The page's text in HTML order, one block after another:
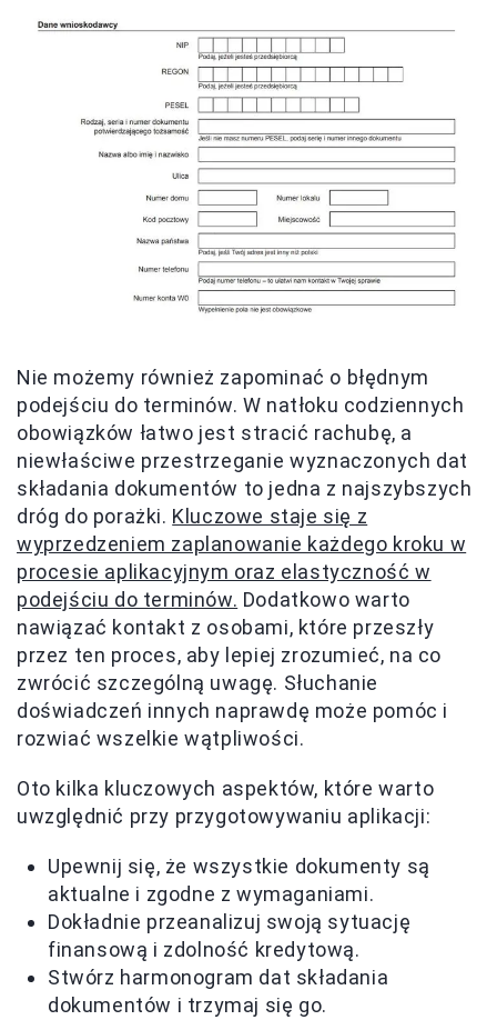
Nie możemy również zapominać o błędnym
podejściu do terminów. W natłoku codziennych
obowiązków łatwo jest stracić rachubę, a
niewłaściwe przestrzeganie wyznaczonych dat
składania dokumentów to jedna z najszybszych
dróg do porażki. Kluczowe staje się z
wyprzedzeniem zaplanowanie każdego kroku w
procesie aplikacyjnym oraz elastyczność w
podejściu do terminów. Dodatkowo warto
nawiązać kontakt z osobami, które przeszły
przez ten proces, aby lepiej zrozumieć, na co
zwrócić szczególną uwagę. Słuchanie
doświadczeń innych naprawdę może pomóc i
rozwiać wszelkie wątpliwości.
Oto kilka kluczowych aspektów, które warto
uwzględnić przy przygotowywaniu aplikacji:
Upewnij się, że wszystkie dokumenty są
aktualne i zgodne z wymaganiami.
Dokładnie przeanalizuj swoją sytuację
finansową i zdolność kredytową.
Stwórz harmonogram dat składania
dokumentów i trzymaj się go.